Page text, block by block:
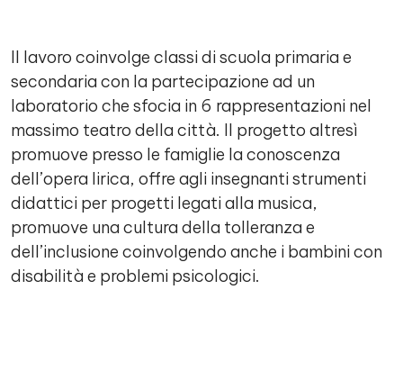
Il lavoro coinvolge classi di scuola primaria e
secondaria con la partecipazione ad un
laboratorio che sfocia in 6 rappresentazioni nel
massimo teatro della città. Il progetto altresì
promuove presso le famiglie la conoscenza
dell’opera lirica, offre agli insegnanti strumenti
didattici per progetti legati alla musica,
promuove una cultura della tolleranza e
dell’inclusione coinvolgendo anche i bambini con
disabilità e problemi psicologici.